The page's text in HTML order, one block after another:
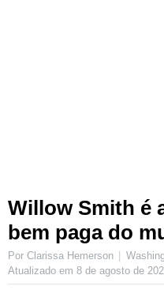
Willow Smith é
bem paga do
Por Clarissa Hemerson
Atualizado em 8 de agosto de